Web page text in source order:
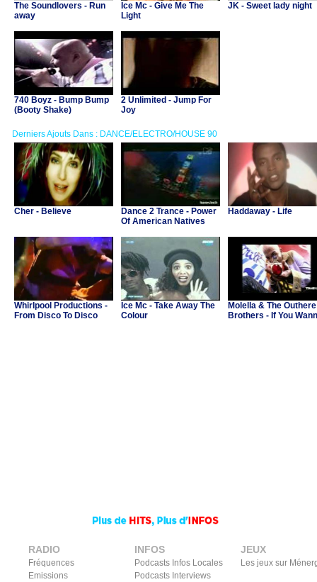
The Soundlovers - Run
away
Ice Mc - Give Me The
Light
JK - Sweet lady night
740 Boyz - Bump Bump
(Booty Shake)
2 Unlimited - Jump For
Joy
Derniers Ajouts Dans : DANCE/ELECTRO/HOUSE 90
Cher - Believe
Dance 2 Trance - Power
Of American Natives
Haddaway - Life
Whirlpool Productions -
From Disco To Disco
Ice Mc - Take Away The
Colour
Molella & The Outhere
Brothers - If You
RADIO
Fréquences
Emissions
INFOS
Podcasts Infos Locales
Podcasts Interviews
JEUX
Les jeux sur